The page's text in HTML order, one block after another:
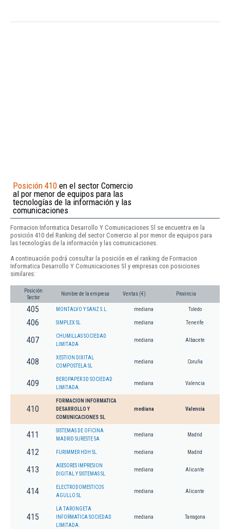
Posición 410 en el sector Comercio
al por menor de equipos para las
tecnologías de la información y las
comunicaciones
Formacion Informatica Desarrollo Y Comunicaciones Sl se encuentra en la
posición 410 del Ranking del sector Comercio al por menor de equipos para
las tecnologías de la información y las comunicaciones.
A continuación podrá consultar la posición en el ranking de Formacion
Informatica Desarrollo Y Comunicaciones Sl y empresas con posiciones
similares:
Posición
Sector
Nombre de la empresa Ventas (€) Provincia
405 MONTALVO Y SANZ S.L. mediana Toledo
406 SIMPLEX SL mediana Tenerife
407
CHUMILLAS SOCIEDAD
LIMITADA
mediana Albacete
408
XESTION DIXITAL
COMPOSTELA SL
mediana Coruña
409
BEROPAPER 3D SOCIEDAD
LIMITADA.
mediana Valencia
410
FORMACION INFORMATICA
DESARROLLO Y
COMUNICACIONES SL
mediana Valencia
411
SISTEMAS DE OFICINA
MADRID SURESTE SA
mediana Madrid
412 FURIMMER HDH SL. mediana Madrid
413
ASESORES IMPRESION
DIGITAL Y SISTEMAS SL
mediana Alicante
414
ELECTRODOMESTICOS
AGULLO SL
mediana Alicante
415
LA TARONGETA
INFORMATICA SOCIEDAD
LIMITADA.
mediana Tarragona